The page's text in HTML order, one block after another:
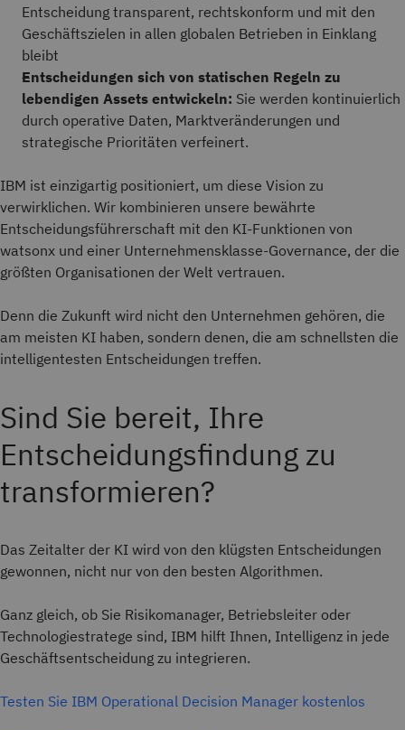
Entscheidung transparent, rechtskonform und mit den
Geschäftszielen in allen globalen Betrieben in Einklang
bleibt
Entscheidungen sich von statischen Regeln zu
lebendigen Assets entwickeln: Sie werden kontinuierlich
durch operative Daten, Marktveränderungen und
strategische Prioritäten verfeinert.
IBM ist einzigartig positioniert, um diese Vision zu
verwirklichen. Wir kombinieren unsere bewährte
Entscheidungsführerschaft mit den KI-Funktionen von
watsonx und einer Unternehmensklasse-Governance, der die
größten Organisationen der Welt vertrauen.
Denn die Zukunft wird nicht den Unternehmen gehören, die
am meisten KI haben, sondern denen, die am schnellsten die
intelligentesten Entscheidungen treffen.
Sind Sie bereit, Ihre
Entscheidungsfindung zu
transformieren?
Das Zeitalter der KI wird von den klügsten Entscheidungen
gewonnen, nicht nur von den besten Algorithmen.
Ganz gleich, ob Sie Risikomanager, Betriebsleiter oder
Technologiestratege sind, IBM hilft Ihnen, Intelligenz in jede
Geschäftsentscheidung zu integrieren.
Testen Sie IBM Operational Decision Manager kostenlos